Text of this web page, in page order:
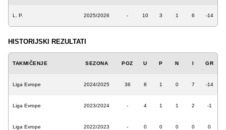
L. P. 2025/2026 - 10 3 1 6 -14
HISTORIJSKI REZULTATI
TAKMIČENJE SEZONA POZ U P N I GR
Liga Evrope 2024/2025 36 8 1 0 7 -14
Liga Evrope 2023/2024 - 4 1 1 2 -1
Liga Evrope 2022/2023 - 0 0 0 0 0